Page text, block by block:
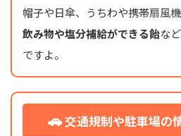
帽子や日傘、うちわや携帯扇風機
飲み物や塩分補給ができる飴な
ですよ。
🚗交通規制や駐車場の